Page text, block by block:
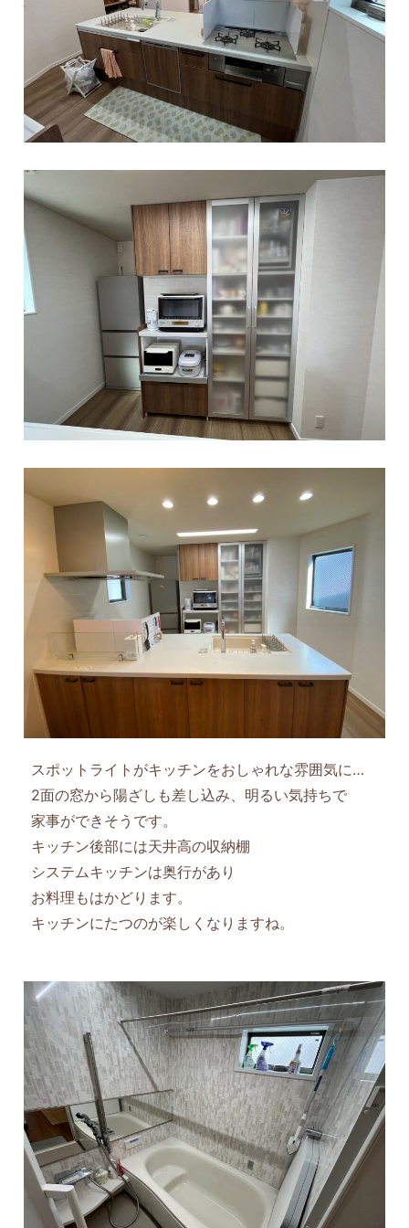
スポットライトがキッチンをおしゃれな雰囲気に…
2面の窓から陽ざしも差し込み、明るい気持ちで
家事ができそうです。
キッチン後部には天井高の収納棚
システムキッチンは奥行があり
お料理もはかどります。
キッチンにたつのが楽しくなりますね。